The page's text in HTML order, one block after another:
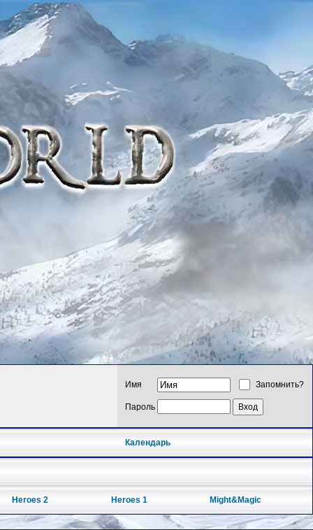
Имя Запомнить?
Пароль
Календарь
Heroes 2 Heroes 1 Might&Magic